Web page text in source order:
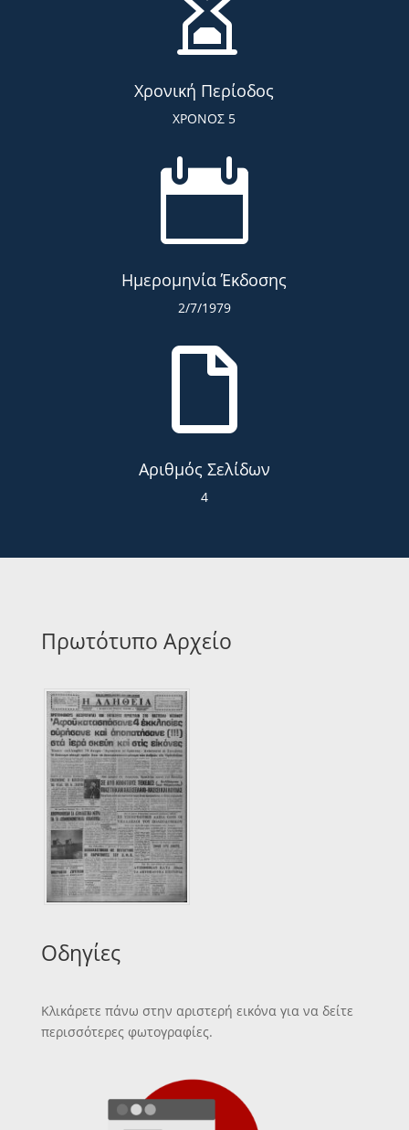
Χρονική Περίοδος
ΧΡΟΝΟΣ 5

Ημερομηνία Έκδοσης
2/7/1979

Αριθμός Σελίδων
4
Πρωτότυπο Αρχείο
Οδηγίες
Κλικάρετε πάνω στην αριστερή εικόνα για να δείτε
περισσότερες φωτογραφίες.